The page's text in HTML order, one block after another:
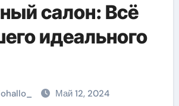
салон: Всё
идеального
Май 12, 2024